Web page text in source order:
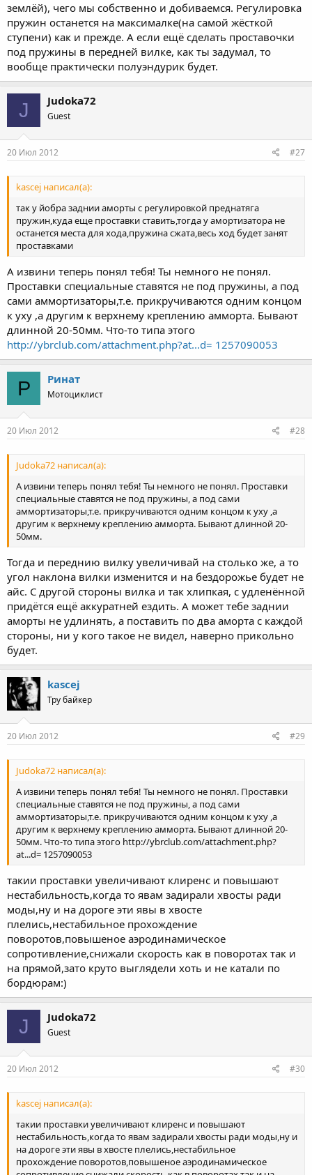
землёй), чего мы собственно и добиваемся. Регулировка
пружин останется на максималке(на самой жёсткой
ступени) как и прежде. А если ещё сделать проставочки
под пружины в передней вилке, как ты задумал, то
вообще практически полуэндурик будет.
J Judoka72
Guest
20 Июл 2012 #27
kascej написал(а):
так у йобра заднии аморты с регулировкой преднатяга
пружин,куда еще проставки ставить,тогда у амортизатора не
останется места для хода,пружина сжата,весь ход будет занят
проставками
А извини теперь понял тебя! Ты немного не понял.
Проставки специальные ставятся не под пружины, а под
сами аммортизаторы,т.е. прикручиваются одним концом
к уху ,а другим к верхнему креплению амморта. Бывают
длинной 20-50мм. Что-то типа этого
http://ybrclub.com/attachment.php?at...d= 1257090053
Р Ринат
Мотоциклист
20 Июл 2012 #28
Judoka72 написал(а):
А извини теперь понял тебя! Ты немного не понял. Проставки
специальные ставятся не под пружины, а под сами
аммортизаторы,т.е. прикручиваются одним концом к уху ,а
другим к верхнему креплению амморта. Бывают длинной 20-
50мм.
Тогда и переднию вилку увеличивай на столько же, а то
угол наклона вилки изменится и на бездорожье будет не
айс. С другой стороны вилка и так хлипкая, с удленённой
придётся ещё аккуратней ездить. А может тебе заднии
аморты не удлинять, а поставить по два аморта с каждой
стороны, ни у кого такое не видел, наверно прикольно
будет.
kascej
Тру байкер
20 Июл 2012 #29
Judoka72 написал(а):
А извини теперь понял тебя! Ты немного не понял. Проставки
специальные ставятся не под пружины, а под сами
аммортизаторы,т.е. прикручиваются одним концом к уху ,а
другим к верхнему креплению амморта. Бывают длинной 20-
50мм. Что-то типа этого http://ybrclub.com/attachment.php?
at...d= 1257090053
такии проставки увеличивают клиренс и повышают
нестабильность,когда то явам задирали хвосты ради
моды,ну и на дороге эти явы в хвосте
плелись,нестабильное прохождение
поворотов,повышеное аэродинамическое
сопротивление,снижали скорость как в поворотах так и
на прямой,зато круто выглядели хоть и не катали по
бордюрам:)
J Judoka72
Guest
20 Июл 2012 #30
kascej написал(а):
такии проставки увеличивают клиренс и повышают
нестабильность,когда то явам задирали хвосты ради моды,ну и
на дороге эти явы в хвосте плелись,нестабильное
прохождение поворотов,повышеное аэродинамическое